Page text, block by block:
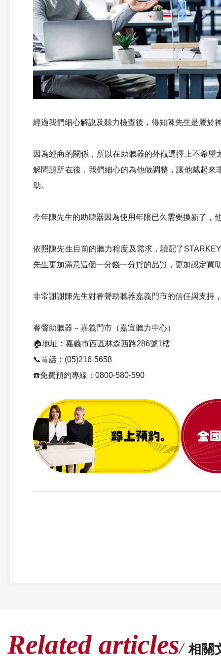
經過我們細心解說及聽力檢查後，得知陳先生是屬於
因為經商的關係，所以在助聽器的外觀選擇上不希
解問題所在後，我們細心的為他做調整，讓他戴起
助。
今年陳先生的助聽器因為使用年限已久需要換新了，
依照陳先生目前的聽力程度及需求，驗配了
先生更加滿意這個一分錢一分貨的品質，更加認定買
非常謝謝陳先生對睿聲助聽器嘉義門市的信任與支持
睿聲助聽器－嘉義門市（嘉宜聽力中心）
🏠地址：嘉義市西區林森西路286號1樓
📞電話：(05)216-5658
☎️免費預約專線：0800-580-590
Related articles 相關